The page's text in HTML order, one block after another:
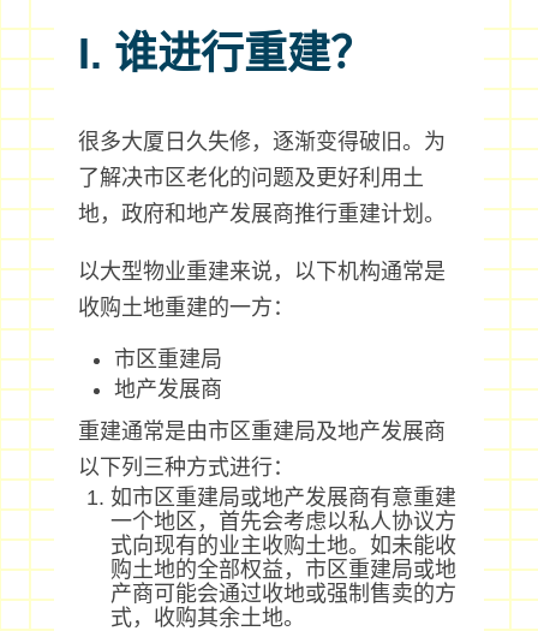
I. 谁进行重建？
很多大厦日久失修，逐渐变得破旧。为
了解决市区老化的问题及更好利用土
地，政府和地产发展商推行重建计划。
以大型物业重建来说，以下机构通常是
收购土地重建的一方：
市区重建局
地产发展商
重建通常是由市区重建局及地产发展商
以下列三种方式进行：
如市区重建局或地产发展商有意重建
一个地区，首先会考虑以私人协议方
式向现有的业主收购土地。如未能收
购土地的全部权益，市区重建局或地
产商可能会通过收地或强制售卖的方
式，收购其余土地。